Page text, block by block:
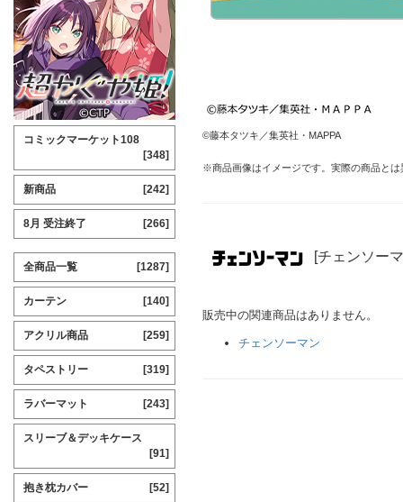
©藤本タツキ／集英社・MAPPA
※商品画像はイメージです。実際の商品と
[チェンソー
販売中の関連商品はありません。
チェンソーマン
コミックマーケット108
[348]
新商品 [242]
8月 受注終了 [266]
全商品一覧 [1287]
カーテン [140]
アクリル商品 [259]
タペストリー [319]
ラバーマット [243]
スリーブ＆デッキケース
[91]
抱き枕カバー [52]